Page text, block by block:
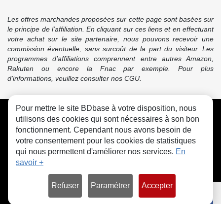
Les offres marchandes proposées sur cette page sont basées sur
le principe de l'affiliation. En cliquant sur ces liens et en effectuant
votre achat sur le site partenaire, nous pouvons recevoir une
commission éventuelle, sans surcoût de la part du visiteur. Les
programmes d’affiliations comprennent entre autres Amazon,
Rakuten ou encore la Fnac par exemple. Pour plus
d’informations, veuillez consulter nos CGU.
CGU FAQ Contact Cookies
Pour mettre le site BDbase à votre disposition, nous
utilisons des cookies qui sont nécessaires à son bon
fonctionnement. Cependant nous avons besoin de
votre consentement pour les cookies de statistiques
qui nous permettent d'améliorer nos services. En
savoir +
Refuser Paramétrer Accepter